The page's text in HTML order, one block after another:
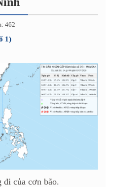
462
1)
của cơn bão.